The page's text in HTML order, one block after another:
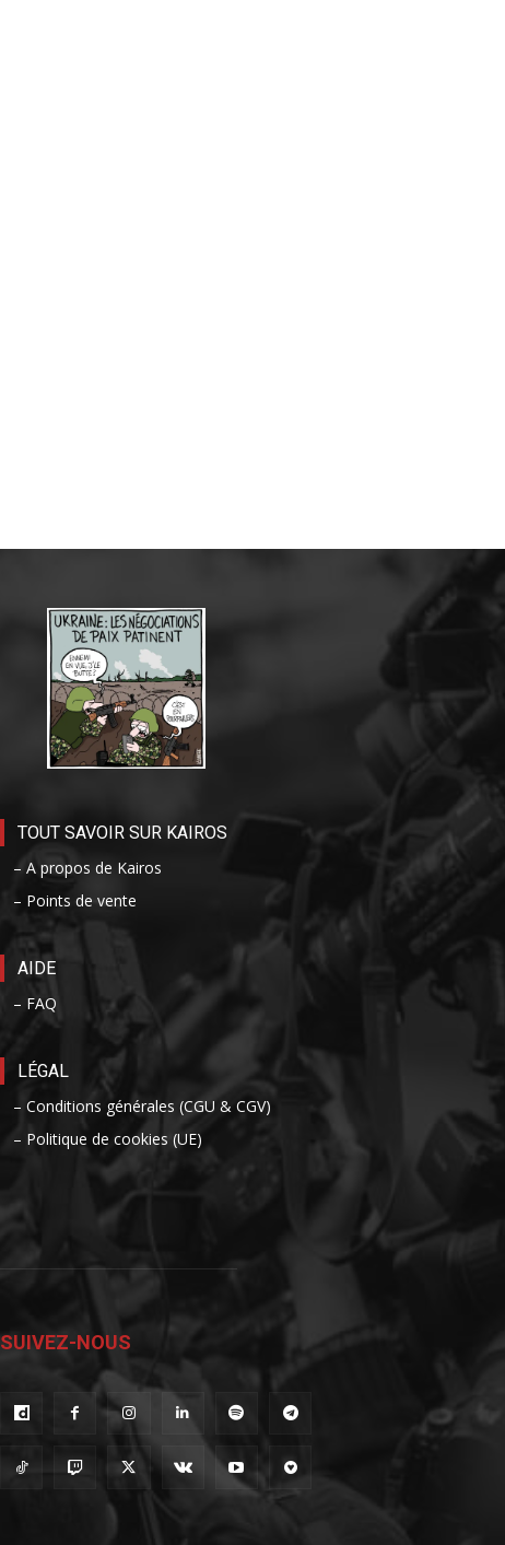
TOUT SAVOIR SUR KAIROS
– A propos de Kairos
– Points de vente
AIDE
– FAQ
LÉGAL
– Conditions générales (CGU & CGV)
– Politique de cookies (UE)
SUIVEZ-NOUS